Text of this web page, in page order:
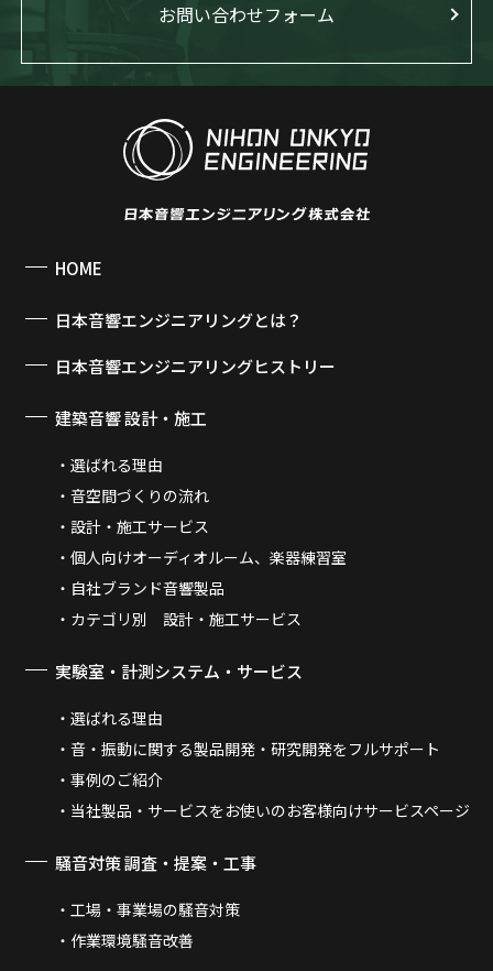
お問い合わせフォーム
HOME
日本音響エンジニアリングとは？
日本音響エンジニアリングヒストリー
建築音響 設計・施工
選ばれる理由
音空間づくりの流れ
設計・施工サービス
個人向けオーディオルーム、楽器練習室
自社ブランド音響製品
カテゴリ別 設計・施工サービス
実験室・計測システム・サービス
選ばれる理由
音・振動に関する製品開発・研究開発をフルサポート
事例のご紹介
当社製品・サービスをお使いのお客様向けサービスページ
騒音対策 調査・提案・工事
工場・事業場の騒音対策
作業環境騒音改善